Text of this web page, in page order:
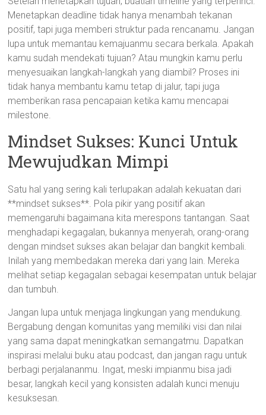
Menetapkan deadline tidak hanya menambah tekanan
positif, tapi juga memberi struktur pada rencanamu. Jangan
lupa untuk memantau kemajuanmu secara berkala. Apakah
kamu sudah mendekati tujuan? Atau mungkin kamu perlu
menyesuaikan langkah-langkah yang diambil? Proses ini
tidak hanya membantu kamu tetap di jalur, tapi juga
memberikan rasa pencapaian ketika kamu mencapai
milestone.
Mindset Sukses: Kunci Untuk
Mewujudkan Mimpi
Satu hal yang sering kali terlupakan adalah kekuatan dari
**mindset sukses**. Pola pikir yang positif akan
memengaruhi bagaimana kita merespons tantangan. Saat
menghadapi kegagalan, bukannya menyerah, orang-orang
dengan mindset sukses akan belajar dan bangkit kembali.
Inilah yang membedakan mereka dari yang lain. Mereka
melihat setiap kegagalan sebagai kesempatan untuk belajar
dan tumbuh.
Jangan lupa untuk menjaga lingkungan yang mendukung.
Bergabung dengan komunitas yang memiliki visi dan nilai
yang sama dapat meningkatkan semangatmu. Dapatkan
inspirasi melalui buku atau podcast, dan jangan ragu untuk
berbagi perjalananmu. Ingat, meski impianmu bisa jadi
besar, langkah kecil yang konsisten adalah kunci menuju
kesuksesan.